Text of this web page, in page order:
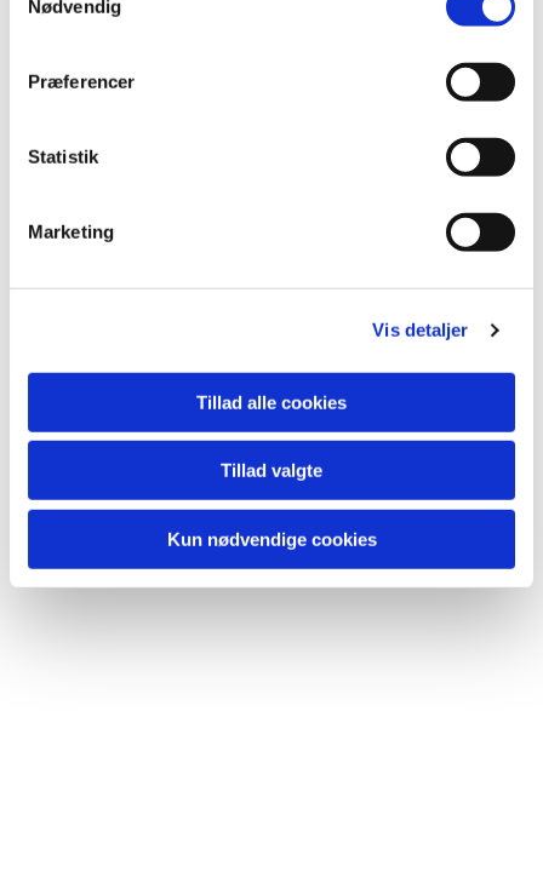
Nødvendig
Præferencer
Statistik
Marketing
Vis detaljer
Tillad alle cookies
Tillad valgte
Kun nødvendige cookies
Du vil måske også kunne lide...